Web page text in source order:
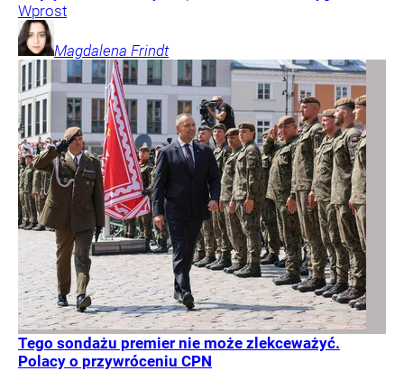
Wprost
Magdalena Frindt
Tego sondażu premier nie może zlekceważyć.
Polacy o przywróceniu CPN